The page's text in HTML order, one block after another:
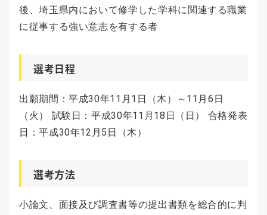
後、埼玉県内において修学した学科に関連する職業
に従事する強い意志を有する者
選考日程
出願期間：平成30年11月1日（木）～11月6日
（火） 試験日：平成30年11月18日（日） 合格発表
日：平成30年12月5日（木）
選考方法
小論文、面接及び調査書等の提出書類を総合的に判